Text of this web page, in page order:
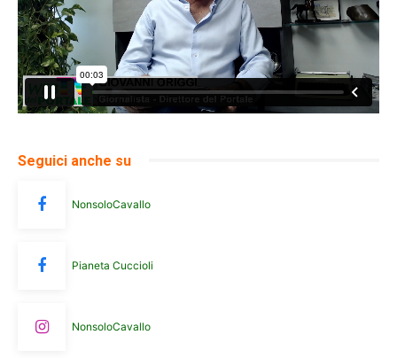
Seguici anche su
NonsoloCavallo
Pianeta Cuccioli
NonsoloCavallo